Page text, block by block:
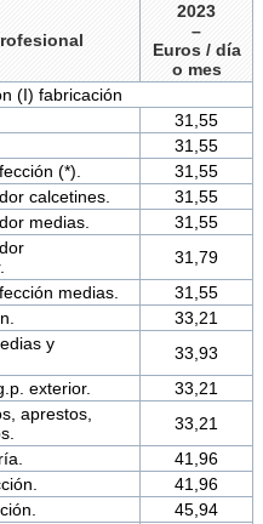
2023
–
Euros / día
o mes
(I) fabricación
31,55
31,55
(*).
31,55
calcetines.
31,55
medias.
31,55
31,79
medias.
31,55
33,21
y
33,93
exterior.
33,21
aprestos,
33,21
41,96
41,96
45,94